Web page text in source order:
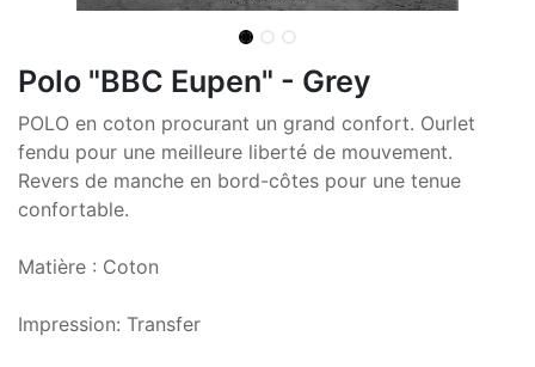
Polo "BBC Eupen" - Grey
POLO en coton procurant un grand confort. Ourlet
fendu pour une meilleure liberté de mouvement.
Revers de manche en bord-côtes pour une tenue
confortable.
Matière : Coton
Impression: Transfer